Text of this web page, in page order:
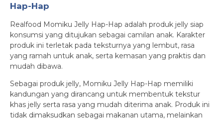
Hap-Hap
Realfood Momiku Jelly Hap-Hap adalah produk jelly siap
konsumsi yang ditujukan sebagai camilan anak. Karakter
produk ini terletak pada teksturnya yang lembut, rasa
yang ramah untuk anak, serta kemasan yang praktis dan
mudah dibawa.
Sebagai produk jelly, Momiku Jelly Hap-Hap memiliki
kandungan yang dirancang untuk membentuk tekstur
khas jelly serta rasa yang mudah diterima anak. Produk ini
tidak dimaksudkan sebagai makanan utama, melainkan